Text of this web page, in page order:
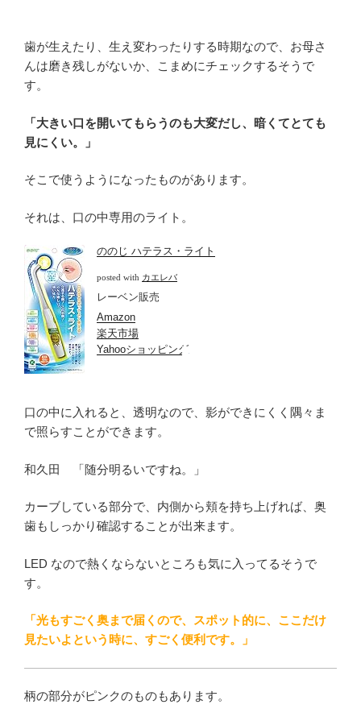
歯が生えたり、生え変わったりする時期なので、お母さ
んは磨き残しがないか、こまめにチェックするそうで
す。
「大きい口を開いてもらうのも大変だし、暗くてとても
見にくい。」
そこで使うようになったものがあります。
それは、口の中専用のライト。
ののじ ハテラス・ライト
posted with カエレバ
レーベン販売
Amazon
楽天市場
Yahooショッピング
口の中に入れると、透明なので、影ができにくく隅々ま
で照らすことができます。
和久田 「随分明るいですね。」
カーブしている部分で、内側から頬を持ち上げれば、奥
歯もしっかり確認することが出来ます。
LED なので熱くならないところも気に入ってるそうで
す。
「光もすごく奥まで届くので、スポット的に、ここだけ
見たいよという時に、すごく便利です。」
柄の部分がピンクのものもあります。